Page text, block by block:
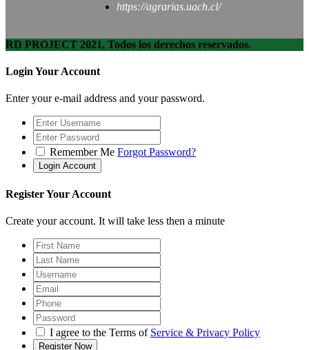
https://agrarias.uach.cl/
RD PROJECT 2021, Todos los derechos reservados.
Login Your Account
Enter your e-mail address and your password.
Remember Me Forgot Password?
Register Your Account
Create your account. It will take less then a minute
I agree to the Terms of Service & Privacy Policy